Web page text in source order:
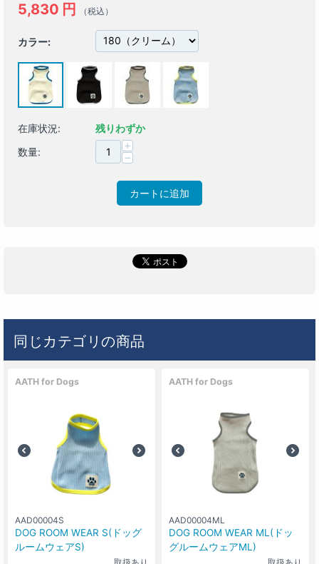
5,830 円 （税込）
カラー:
在庫状況:
残りわずか
数量:
+
−
カートに追加
同じカテゴリの商品
AATH for Dogs
AAD00004S
DOG ROOM WEAR S(ドッグ
ルームウェアS)
AATH for Dogs
AAD00004ML
DOG ROOM WEAR ML(ドッ
グルームウェアML)